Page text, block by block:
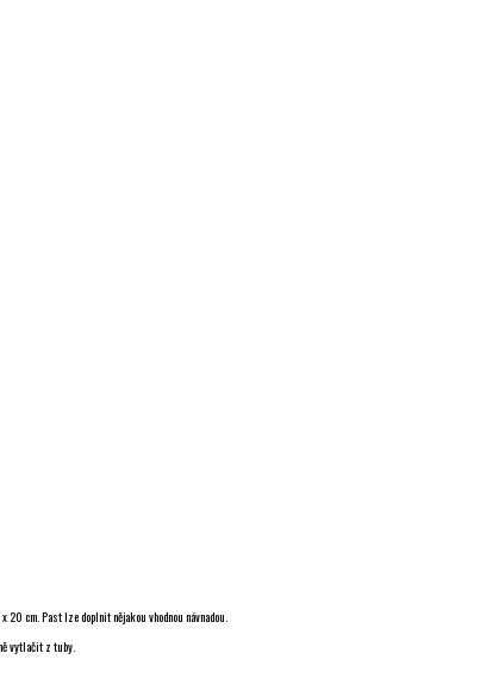
cm. Past lze doplnit nějakou vhodnou návnadou.
vytlačit z tuby.